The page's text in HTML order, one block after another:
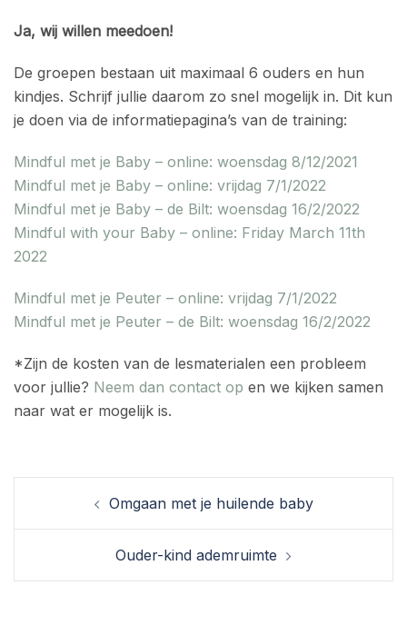
Ja, wij willen meedoen!
De groepen bestaan uit maximaal 6 ouders en hun
kindjes. Schrijf jullie daarom zo snel mogelijk in. Dit kun
je doen via de informatiepagina’s van de training:
Mindful met je Baby – online: woensdag 8/12/2021
Mindful met je Baby – online: vrijdag 7/1/2022
Mindful met je Baby – de Bilt: woensdag 16/2/2022
Mindful with your Baby – online: Friday March 11th
2022
Mindful met je Peuter – online: vrijdag 7/1/2022
Mindful met je Peuter – de Bilt: woensdag 16/2/2022
*Zijn de kosten van de lesmaterialen een probleem
voor jullie? Neem dan contact op en we kijken samen
naar wat er mogelijk is.
BerichtnavigatieOmgaan met je huilende baby
Ouder-kind ademruimte